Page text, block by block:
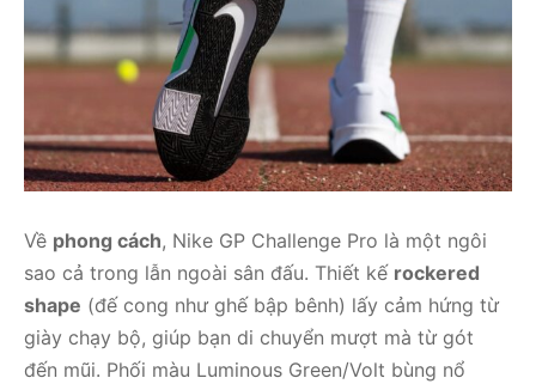
Về phong cách, Nike GP Challenge Pro là một ngôi
sao cả trong lẫn ngoài sân đấu. Thiết kế rockered
shape (đế cong như ghế bập bênh) lấy cảm hứng từ
giày chạy bộ, giúp bạn di chuyển mượt mà từ gót
đến mũi. Phối màu Luminous Green/Volt bùng nổ